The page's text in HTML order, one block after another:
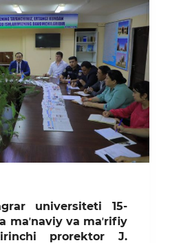
universiteti 15-
maʼnaviy va maʼrifiy
prorektor J.